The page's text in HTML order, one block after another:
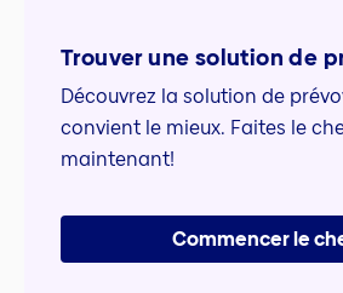
Trouver une solution de
Découvrez la solution de
convient le mieux. Faites le
maintenant!
Commencer le